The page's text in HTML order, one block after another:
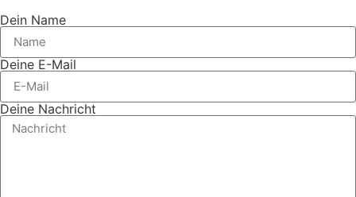
Dein Name
Deine E-Mail
Deine Nachricht